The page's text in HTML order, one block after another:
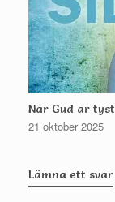
När Gud är tyst
21 oktober 2025
Lämna ett svar